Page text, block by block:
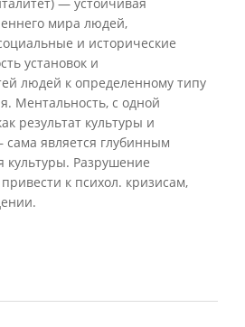
мира людей,
и исторические
установок и
людей к определенному типу
Ментальность, с одной
результат культуры и
является глубинным
культуры. Разрушение
к психол. кризисам,